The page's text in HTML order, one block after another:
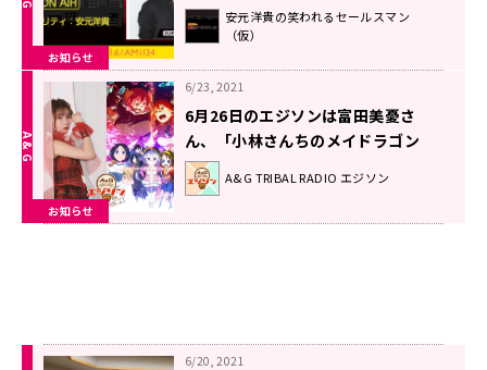
お知らせ
れるセールスマン（仮）』
安元洋貴の笑われるセールスマン
（仮）
お知らせ
6/23, 2021
6月26日のエジソンは富田美憂さ
ん、「小林さんちのメイドラゴン
S」から桑原由気さん＆長縄まりあ
さん登場！
A&G TRIBAL RADIO エジソン
6/20, 2021